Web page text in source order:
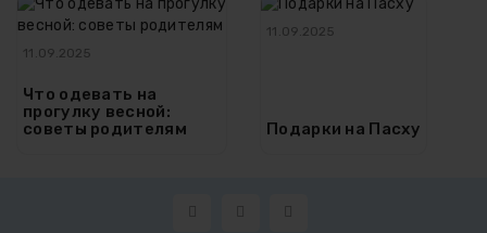
11.09.2025
Что одевать на
прогулку весной:
советы родителям
11.09.2025
Подарки на Пасху